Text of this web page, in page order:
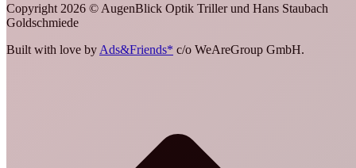
Copyright 2026 © AugenBlick Optik Triller und Hans Staubach
Goldschmiede
Built with love by Ads&Friends* c/o WeAreGroup GmbH.